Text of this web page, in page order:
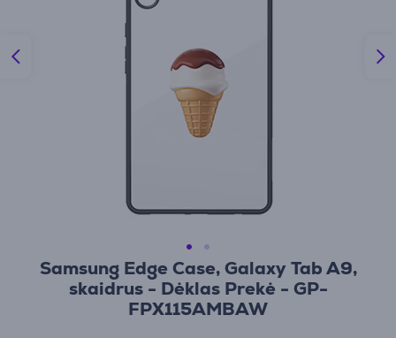
Samsung Edge Case, Galaxy Tab A9,
skaidrus - Dėklas Prekė - GP-
FPX115AMBAW